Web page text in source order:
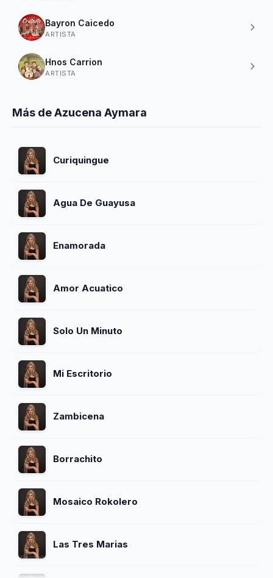
Bayron Caicedo
ARTISTA
Hnos Carrion
ARTISTA
Más de Azucena Aymara
Curiquingue
Agua De Guayusa
Enamorada
Amor Acuatico
Solo Un Minuto
Mi Escritorio
Zambicena
Borrachito
Mosaico Rokolero
Las Tres Marias